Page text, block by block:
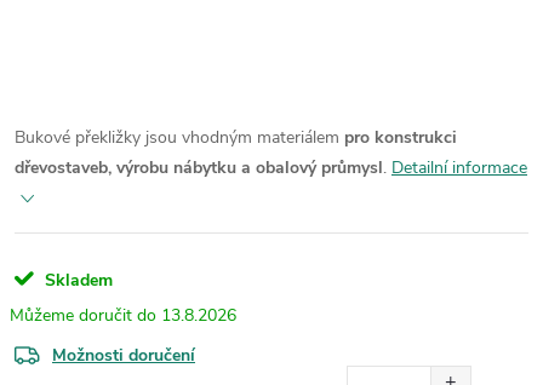
Bukové překližky jsou vhodným materiálem pro konstrukci
dřevostaveb, výrobu nábytku a obalový průmysl. Detailní informace
Skladem
13.8.2026
Možnosti doručení